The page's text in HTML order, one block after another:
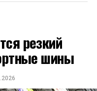
резкий
шины